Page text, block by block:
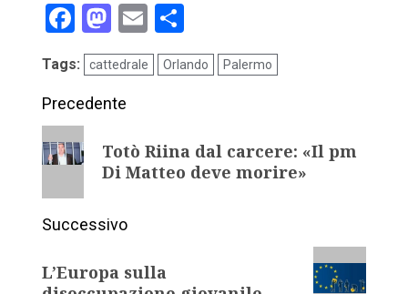
Facebook
Mastodon
Email
Tags: cattedrale Orlando Palermo
Precedente
Totò Riina dal carcere: «Il pm
Di Matteo deve morire»
Successivo
L’Europa sulla